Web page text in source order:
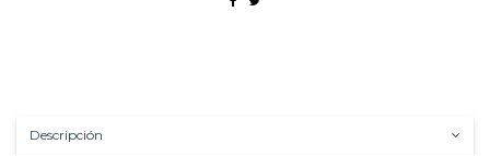
Descripción